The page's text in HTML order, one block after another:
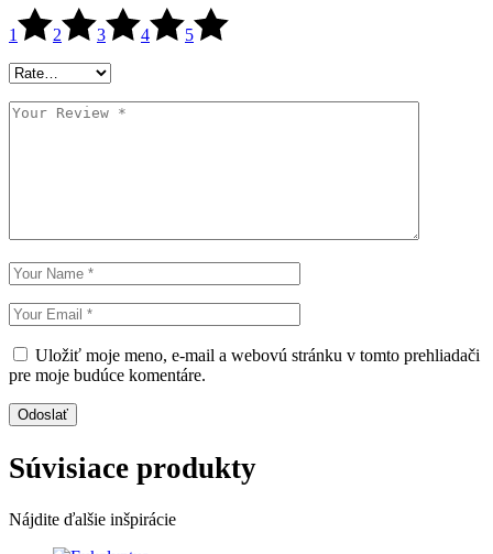
1 2 3 4 5
Uložiť moje meno, e-mail a webovú stránku v tomto prehliadači
pre moje budúce komentáre.
Odoslať
Súvisiace produkty
Nájdite ďalšie inšpirácie